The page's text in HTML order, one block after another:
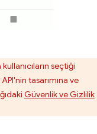
seçtiği
tasarımına ve
Güvenlik ve Gizlilik